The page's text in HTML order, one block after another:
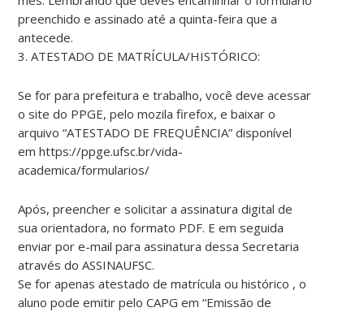
preenchido e assinado até a quinta-feira que a
antecede.
3. ATESTADO DE MATRÍCULA/HISTÓRICO:
Se for para prefeitura e trabalho, você deve acessar
o site do PPGE, pelo mozila firefox, e baixar o
arquivo “ATESTADO DE FREQUÊNCIA” disponível
em https://ppge.ufsc.br/vida-
academica/formularios/
Após, preencher e solicitar a assinatura digital de
sua orientadora, no formato PDF. E em seguida
enviar por e-mail para assinatura dessa Secretaria
através do ASSINAUFSC.
Se for apenas atestado de matrícula ou histórico , o
aluno pode emitir pelo CAPG em “Emissão de